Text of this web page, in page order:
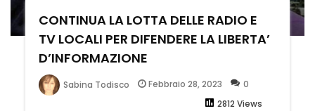
CONTINUA LA LOTTA DELLE RADIO E
TV LOCALI PER DIFENDERE LA LIBERTA’
D’INFORMAZIONE
Sabina Todisco
Febbraio 28, 2023
2812 Views
0